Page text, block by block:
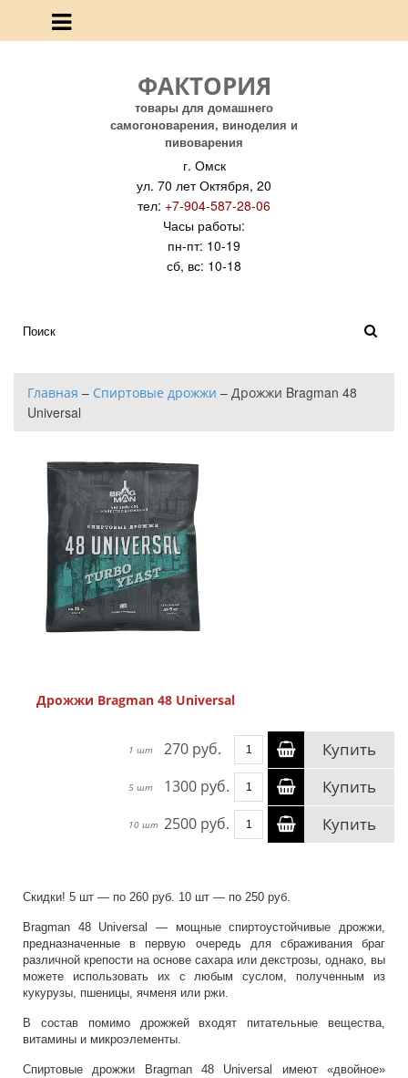
ФАКТОРИЯ
товары для домашнего
самогоноварения, виноделия и
пивоварения
г. Омск
ул. 70 лет Октября, 20
тел: +7-904-587-28-06
Часы работы:
пн-пт: 10-19
сб, вс: 10-18
Главная – Спиртовые дрожжи – Дрожжи Bragman 48
Universal
Дрожжи Bragman 48 Universal
1 шт 270 руб. Купить
5 шт 1300 руб. Купить
10 шт 2500 руб. Купить
Скидки! 5 шт — по 260 руб. 10 шт — по 250 руб.
Bragman 48 Universal — мощные спиртоустойчивые дрожжи,
предназначенные в первую очередь для сбраживания браг
различной крепости на основе сахара или декстрозы, однако, вы
можете использовать их с любым суслом, полученным из
кукурузы, пшеницы, ячменя или ржи.
В состав помимо дрожжей входят питательные вещества,
витамины и микроэлементы.
Спиртовые дрожжи Bragman 48 Universal имеют «двойное»